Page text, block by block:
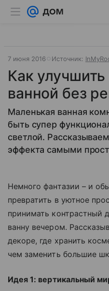
7 июня 2016 Источник:
Как
ванной без
Маленькая ванная
быть супер
светлой.
эффекта самыми
Немного фантазии – и
превратить в уютное
принимать контрастный
ванну вечером.
декоре, где хранить
чем заменить большие
Идея 1: вертикальный